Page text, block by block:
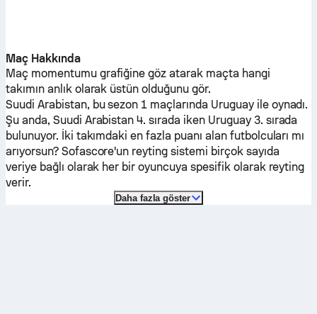
Maç Hakkında
Maç momentumu grafiğine göz atarak maçta hangi
takımın anlık olarak üstün olduğunu gör.
Suudi Arabistan, bu sezon 1 maçlarında Uruguayile oynadı.
Şu anda, Suudi Arabistan 4. sırada iken Uruguay3. sırada
bulunuyor. İki takımdaki en fazla puanı alan futbolcuları mı
arıyorsun? Sofascore'un reyting sistemi birçok sayıda
veriye bağlı olarak her bir oyuncuya spesifik olarak reyting
verir.
Daha fazla göster